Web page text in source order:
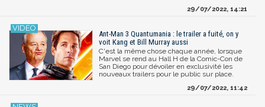
29/07/2022, 14:21
Ant-Man 3 Quantumania : le trailer a fuité, on y
voit Kang et Bill Murray aussi
C'est la même chose chaque année, lorsque
Marvel se rend au Hall H de la Comic-Con de
San Diego pour dévoiler en exclusivité les
nouveaux trailers pour le public sur place.
29/07/2022, 11:42